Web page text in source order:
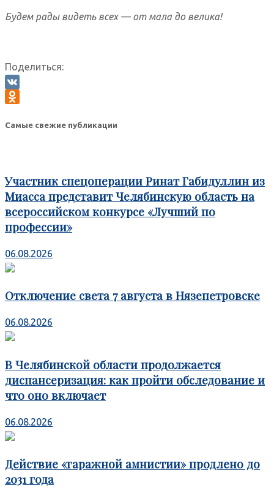
Будем рады видеть всех — от мала до велика!
Поделиться:
VK
Самые свежие публикации
Участник спецоперации Ринат Габидуллин из
Миасса представит Челябинскую область на
всероссийском конкурсе «Лучший по
профессии»
06.08.2026
Отключение света 7 августа в Нязепетровске
06.08.2026
В Челябинской области продолжается
диспансеризация: как пройти обследование и
что оно включает
06.08.2026
Действие «гаражной амнистии» продлено до
2031 года